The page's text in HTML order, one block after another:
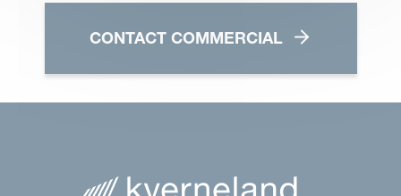
CONTACT COMMERCIAL